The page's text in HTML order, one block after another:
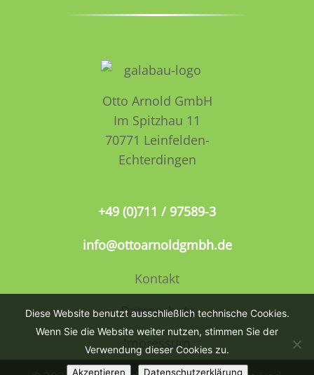
Otto Arnold GmbH
Im Spitzhau 11
70771 Leinfelden­­
Echterdingen
+49 (0)711 / 97589-3
info@ottoarnoldgmbh.de
Kontakt
Datenschutz
Impressum
Diese Website benutzt ausschließlich technische Cookies.
Wenn Sie die Website weiter nutzen, stimmen Sie der
Verwendung dieser Cookies zu.
Akzeptieren Datenschutzerklärung